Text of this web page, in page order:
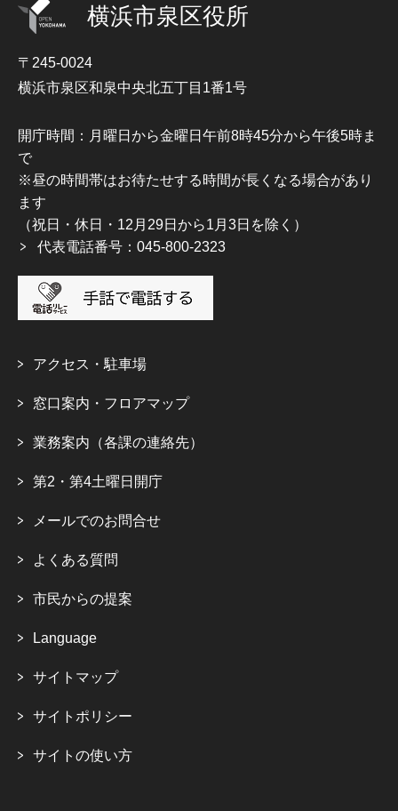
横浜市泉区役所
〒245-0024
横浜市泉区和泉中央北五丁目1番1号
開庁時間：月曜日から金曜日午前8時45分から午後5時ま
で
※昼の時間帯はお待たせする時間が長くなる場合があり
ます
（祝日・休日・12月29日から1月3日を除く）
代表電話番号：045-800-2323
アクセス・駐車場
窓口案内・フロアマップ
業務案内（各課の連絡先）
第2・第4土曜日開庁
メールでのお問合せ
よくある質問
市民からの提案
Language
サイトマップ
サイトポリシー
サイトの使い方